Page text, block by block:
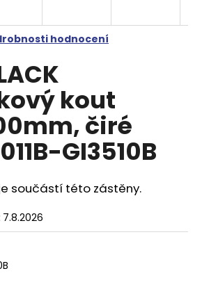
hodnocení
kout
čiré
GI3510B
součástí této zástěny.
7.8.2026
HLEDAT